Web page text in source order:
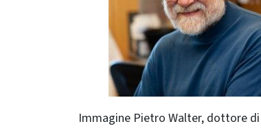
Immagine Pietro Walter, dottore